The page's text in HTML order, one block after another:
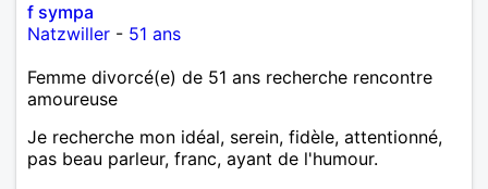
f sympa
Natzwiller - 51 ans
Femme divorcé(e) de 51 ans recherche rencontre
amoureuse
Je recherche mon idéal, serein, fidèle, attentionné,
pas beau parleur, franc, ayant de l'humour.